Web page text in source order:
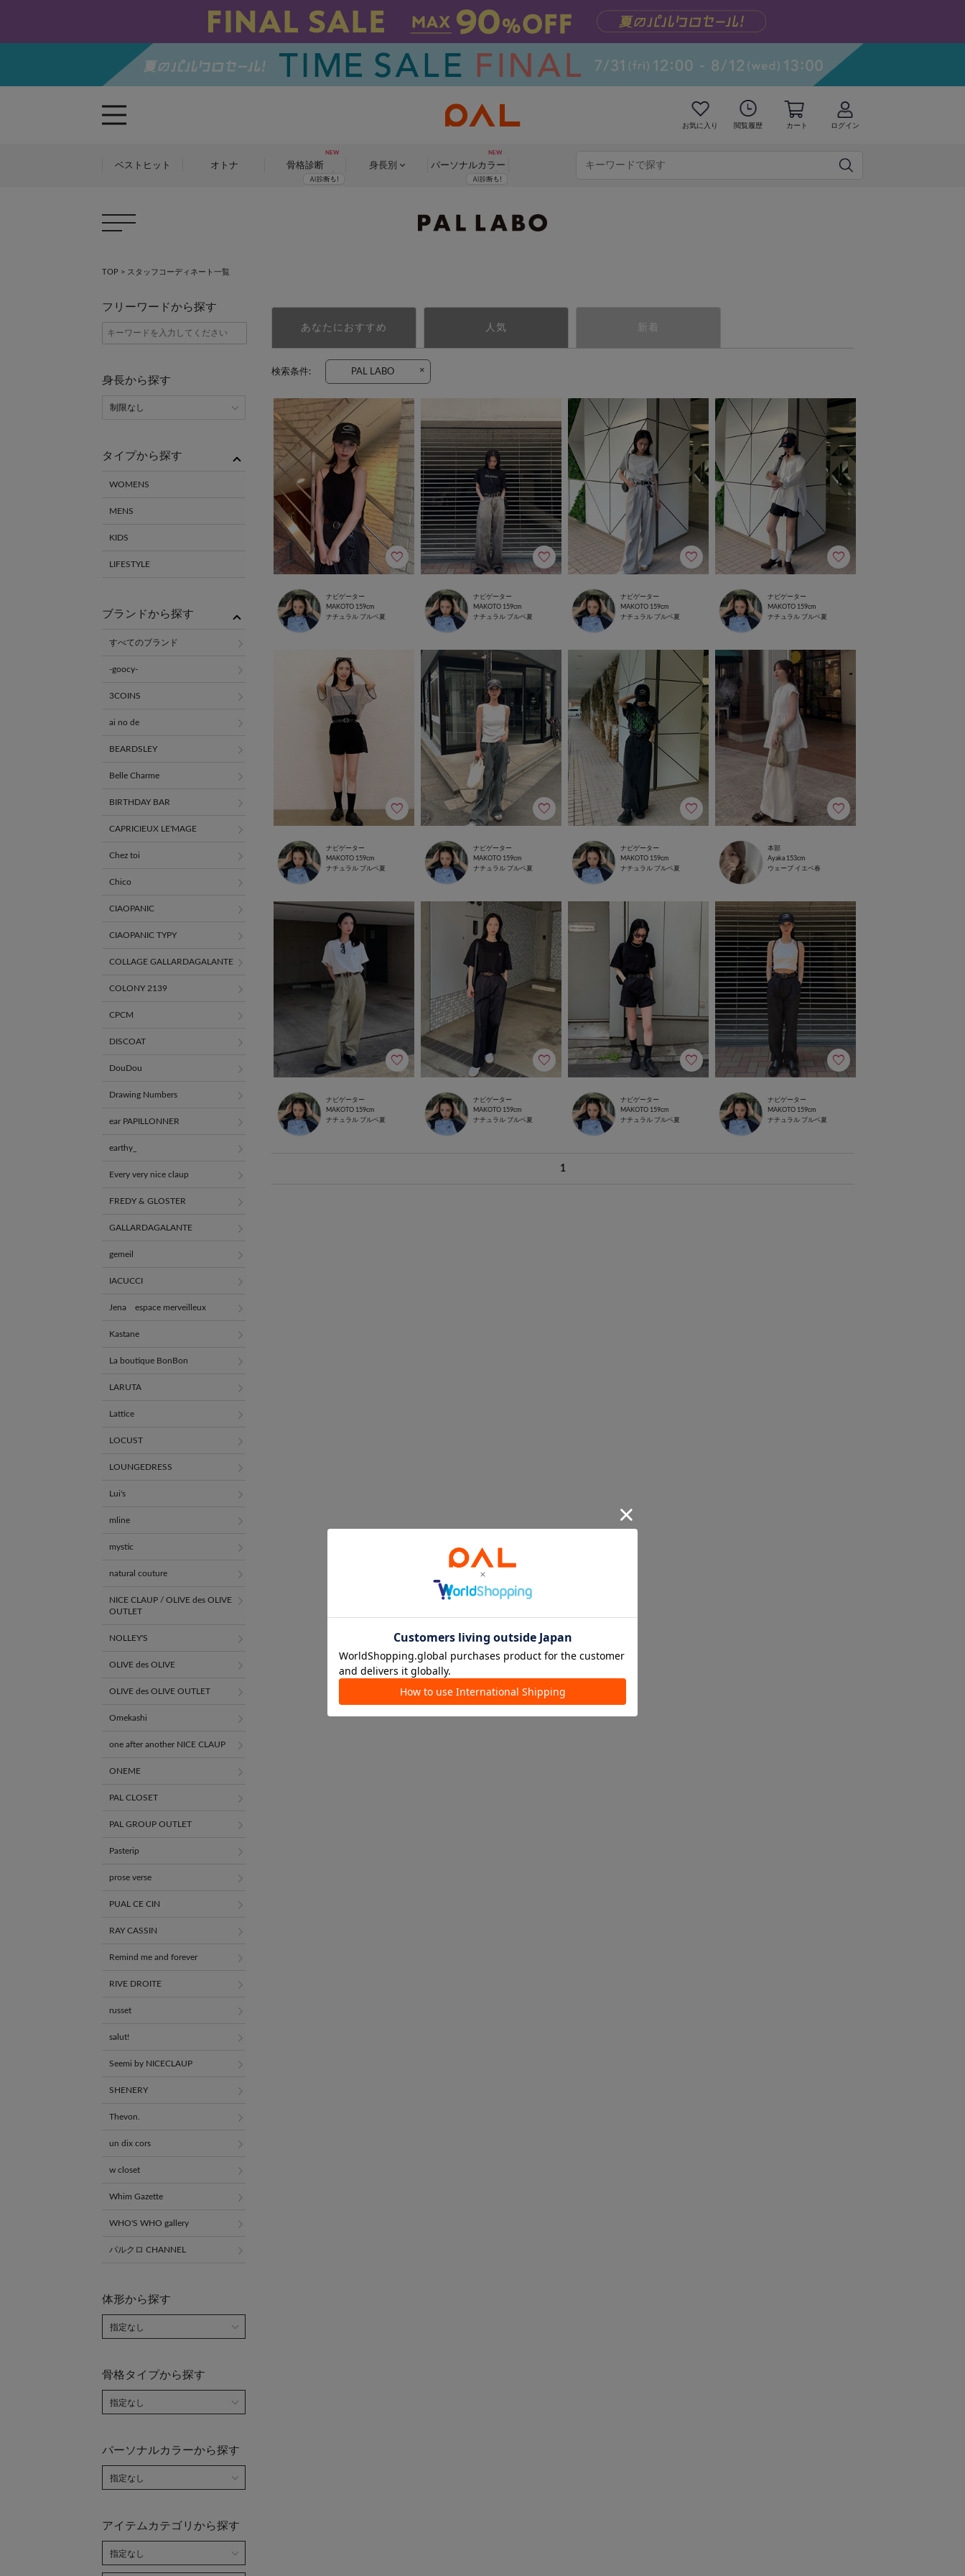
お気に入り 閲覧履歴 カート ログイン
ベストヒット オトナ 骨格診断 身長別 パーソナルカラー
TOP > スタッフコーディネート一覧
あなたにおすすめ 人気 新着
検索条件: PAL LABO ×
ナビゲーター
MAKOTO 159cm
ナチュラル ブルベ夏
ナビゲーター
MAKOTO 159cm
ナチュラル ブルベ夏
ナビゲーター
MAKOTO 159cm
ナチュラル ブルベ夏
ナビゲーター
MAKOTO 159cm
ナチュラル ブルベ夏
ナビゲーター
MAKOTO 159cm
ナチュラル ブルベ夏
ナビゲーター
MAKOTO 159cm
ナチュラル ブルベ夏
ナビゲーター
MAKOTO 159cm
ナチュラル ブルベ夏
本部
Ayaka 153cm
ウェーブ イエベ春
ナビゲーター
MAKOTO 159cm
ナチュラル ブルベ夏
ナビゲーター
MAKOTO 159cm
ナチュラル ブルベ夏
ナビゲーター
MAKOTO 159cm
ナチュラル ブルベ夏
ナビゲーター
MAKOTO 159cm
ナチュラル ブルベ夏
1
フリーワードから探す
身長から探す
タイプから探す
WOMENS
MENS
KIDS
LIFESTYLE
ブランドから探す
すべてのブランド
-goocy-
3COINS
ai no de
BEARDSLEY
Belle Charme
BIRTHDAY BAR
CAPRICIEUX LE'MAGE
Chez toi
Chico
CIAOPANIC
CIAOPANIC TYPY
COLLAGE GALLARDAGALANTE
COLONY 2139
CPCM
DISCOAT
DouDou
Drawing Numbers
ear PAPILLONNER
earthy_
Every very nice claup
FREDY & GLOSTER
GALLARDAGALANTE
gemeil
IACUCCI
Jena espace merveilleux
Kastane
La boutique BonBon
LARUTA
Lattice
LOCUST
LOUNGEDRESS
Lui's
mline
mystic
natural couture
NICE CLAUP / OLIVE des OLIVE
OUTLET
NOLLEY'S
OLIVE des OLIVE
OLIVE des OLIVE OUTLET
Omekashi
one after another NICE CLAUP
ONEME
PAL CLOSET
PAL GROUP OUTLET
Pasterip
prose verse
PUAL CE CIN
RAY CASSIN
Remind me and forever
RIVE DROITE
russet
salut!
Seemi by NICECLAUP
SHENERY
Thevon.
un dix cors
w closet
Whim Gazette
WHO'S WHO gallery
パルクロ CHANNEL
体形から探す
骨格タイプから探す
パーソナルカラーから探す
アイテムカテゴリから探す